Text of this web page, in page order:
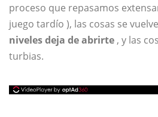
proceso que repasamos
juego tardío ), las cosas se
nivelesdeja de abrirte , y las
turbias.